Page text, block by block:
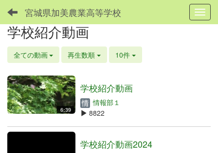
宮城県加美農業高等学校
学校紹介動画
全ての動画 再生数順 10件
6:39
学校紹介動画
情報部１
8822
学校紹介動画2024